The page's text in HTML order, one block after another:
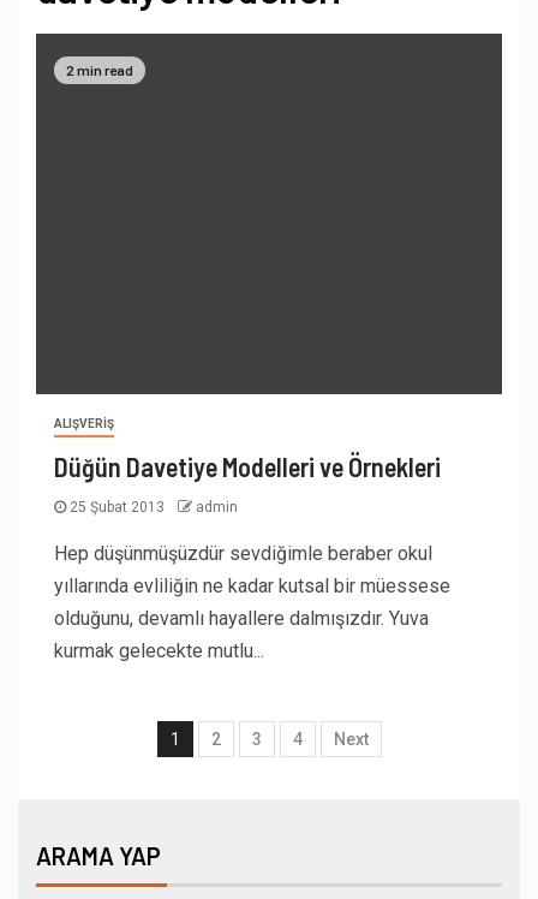
2 min read
ALIŞVERIŞ
Düğün Davetiye Modelleri ve Örnekleri
25 Şubat 2013 admin
Hep düşünmüşüzdür sevdiğimle beraber okul
yıllarında evliliğin ne kadar kutsal bir müessese
olduğunu, devamlı hayallere dalmışızdır. Yuva
kurmak gelecekte mutlu...
1 2 3 4 Next
ARAMA YAP